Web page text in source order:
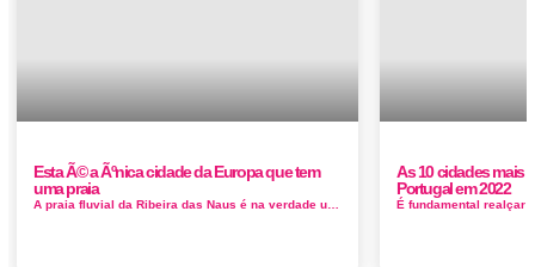
Esta Ã© a Ãºnica cidade da Europa que tem
uma praia
A praia fluvial da Ribeira das Naus é na verdade uma pequena zona de areal junto ao Rio Tejo no Terreiro do Paço ao lado do cais das Col...
As 10 cidades mais
Portugal em 2022